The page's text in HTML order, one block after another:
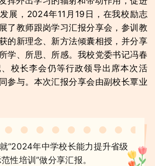
展，2024年11月19日，在我校励志
了教师跟岗学习汇报分享会，参训教
的新理念、新方法倾囊相授，并分享
学、所思、所感。我校党委书记冯春
校长李会仍等行政领导出席本次活
参与。本次汇报分享会由副校长覃业
“2024年中学校长能力提升省级
性培训”做分享汇报。